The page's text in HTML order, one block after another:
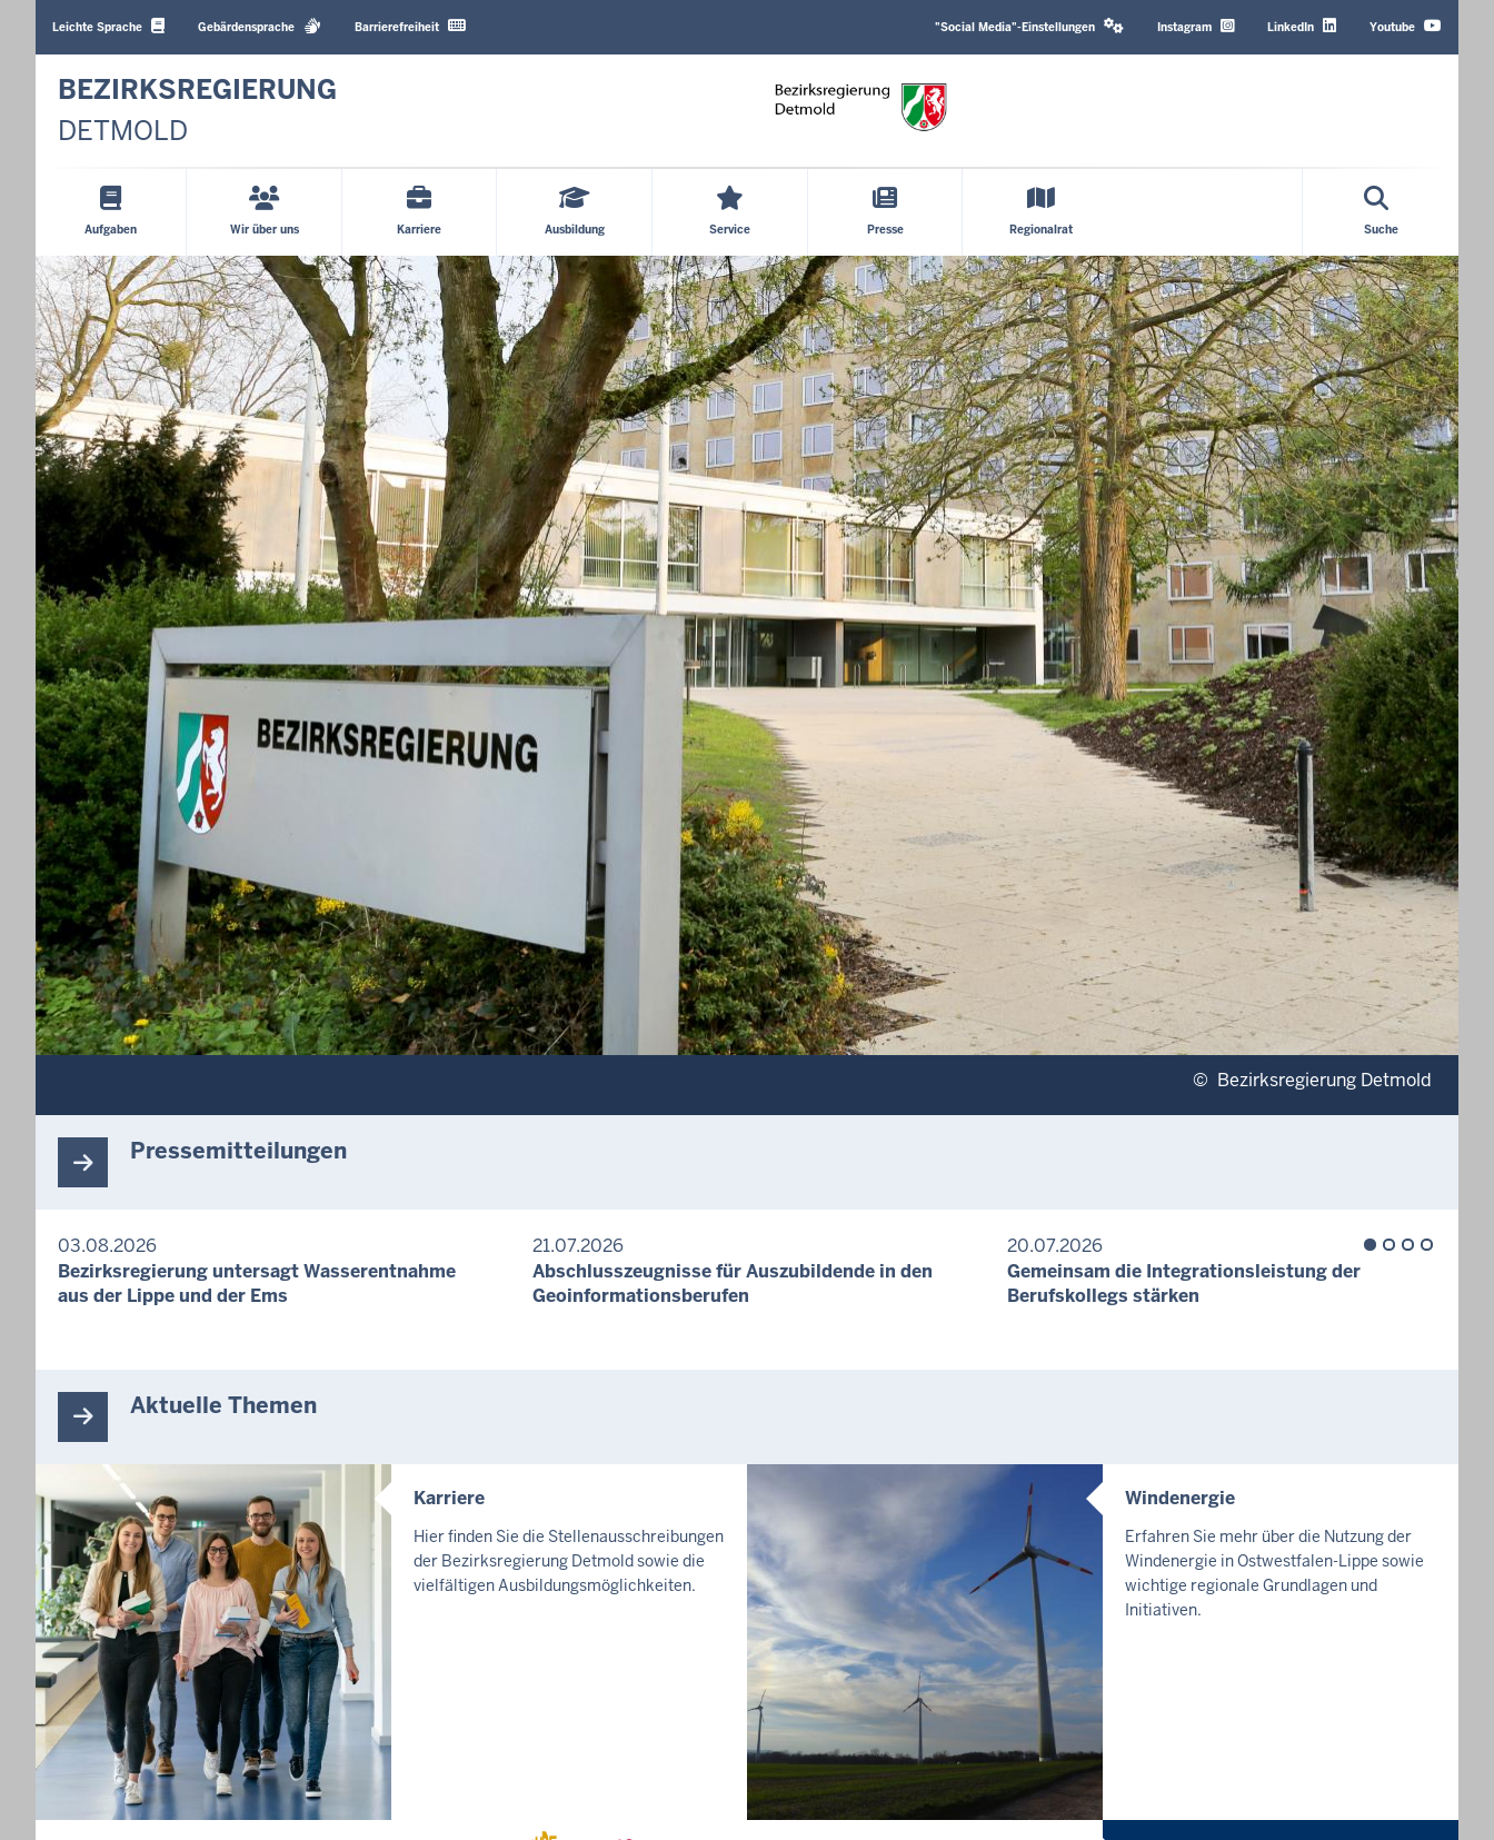
Sprachen
Leichte Sprache Gebärdensprache Barrierefreiheit
Media
"Social Media"-Einstellungen
TopInstagram LinkedIn Youtube
BEZIRKSREGIERUNG
DETMOLD
Hauptmenü
Aufgaben Wir über uns Karriere Ausbildung Service Presse Regionalrat Suche
© Bezirksregierung Detmold
Pressemitteilungen
03.08.2026
Bezirksregierung untersagt Wasserentnahme
aus der Lippe und der Ems
21.07.2026
Abschlusszeugnisse für Auszubildende in den
Geoinformationsberufen
20.07.2026
Gemeinsam die Integrationsleistung der
Berufskollegs stärken
Aktuelle Themen
I
N
H
A
Karriere
Hier finden Sie die Stellenausschreibungen
der Bezirksregierung Detmold sowie die
vielfältigen Ausbildungsmöglichkeiten.
I
N
H
A
L
Windenergie
Erfahren Sie mehr über die Nutzung der
Windenergie in Ostwestfalen-Lippe sowie
wichtige regionale Grundlagen und
Initiativen.